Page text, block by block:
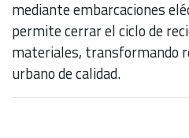
mediante embarcaciones
permite cerrar el ciclo de
materiales, transformando
urbano de calidad.